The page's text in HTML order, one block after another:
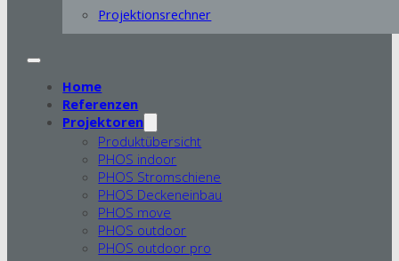
Projektionsrechner
Home
Referenzen
Projektoren
Produktübersicht
PHOS indoor
PHOS Stromschiene
PHOS Deckeneinbau
PHOS move
PHOS outdoor
PHOS outdoor pro